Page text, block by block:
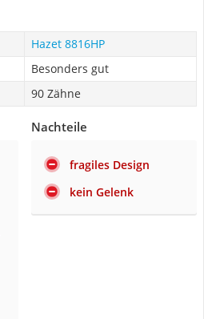
Hazet 8816HP
Besonders gut
90 Zähne
Nachteile
fragiles Design
kein Gelenk